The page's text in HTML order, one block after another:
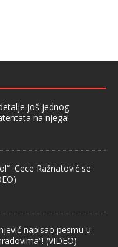
još jednog
na njega!
Cece Ražnatović se
napisao pesmu u
(VIDEO)